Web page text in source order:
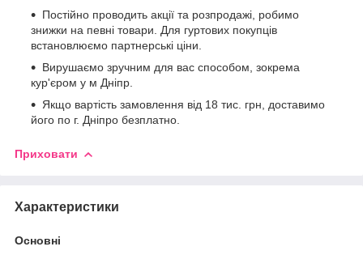
Постійно проводить акції та розпродажі, робимо
знижки на певні товари. Для гуртових покупців
встановлюємо партнерські ціни.
Вирушаємо зручним для вас способом, зокрема
кур'єром у м Дніпр.
Якщо вартість замовлення від 18 тис. грн, доставимо
його по г. Дніпро безплатно.
Приховати
Характеристики
Основні